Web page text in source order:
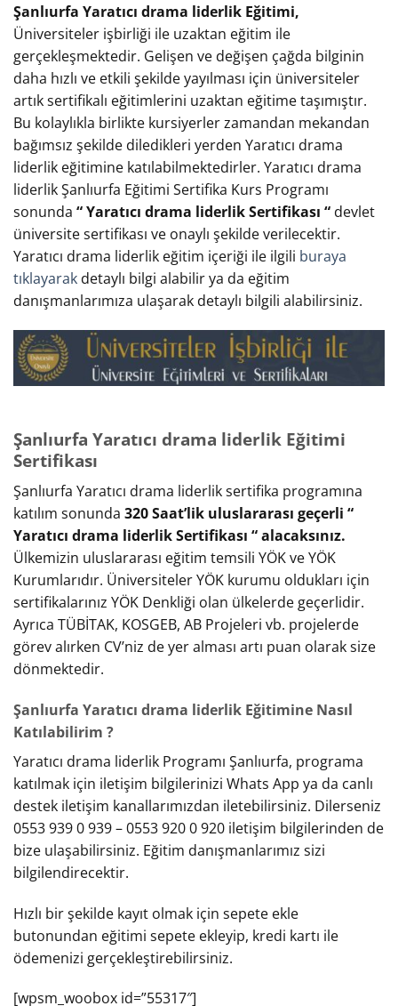
Şanlıurfa Yaratıcı drama liderlik Eğitimi,
Üniversiteler işbirliği ile uzaktan eğitim ile
gerçekleşmektedir. Gelişen ve değişen çağda bilginin
daha hızlı ve etkili şekilde yayılması için üniversiteler
artık sertifikalı eğitimlerini uzaktan eğitime taşımıştır.
Bu kolaylıkla birlikte kursiyerler zamandan mekandan
bağımsız şekilde diledikleri yerden Yaratıcı drama
liderlik eğitimine katılabilmektedirler. Yaratıcı drama
liderlik Şanlıurfa Eğitimi Sertifika Kurs Programı
sonunda “ Yaratıcı drama liderlik Sertifikası “ devlet
üniversite sertifikası ve onaylı şekilde verilecektir.
Yaratıcı drama liderlik eğitim içeriği ile ilgili buraya
tıklayarak detaylı bilgi alabilir ya da eğitim
danışmanlarımıza ulaşarak detaylı bilgili alabilirsiniz.
Şanlıurfa Yaratıcı drama liderlik Eğitimi
Sertifikası
Şanlıurfa Yaratıcı drama liderlik sertifika programına
katılım sonunda 320 Saat’lik uluslararası geçerli “
Yaratıcı drama liderlik Sertifikası “ alacaksınız.
Ülkemizin uluslararası eğitim temsili YÖK ve YÖK
Kurumlarıdır. Üniversiteler YÖK kurumu oldukları için
sertifikalarınız YÖK Denkliği olan ülkelerde geçerlidir.
Ayrıca TÜBİTAK, KOSGEB, AB Projeleri vb. projelerde
görev alırken CV’niz de yer alması artı puan olarak size
dönmektedir.
Şanlıurfa Yaratıcı drama liderlik Eğitimine Nasıl
Katılabilirim ?
Yaratıcı drama liderlik Programı Şanlıurfa, programa
katılmak için iletişim bilgilerinizi Whats App ya da canlı
destek iletişim kanallarımızdan iletebilirsiniz. Dilerseniz
0553 939 0 939 – 0553 920 0 920 iletişim bilgilerinden de
bize ulaşabilirsiniz. Eğitim danışmanlarımız sizi
bilgilendirecektir.
Hızlı bir şekilde kayıt olmak için sepete ekle
butonundan eğitimi sepete ekleyip, kredi kartı ile
ödemenizi gerçekleştirebilirsiniz.
[wpsm_woobox id=”55317″]